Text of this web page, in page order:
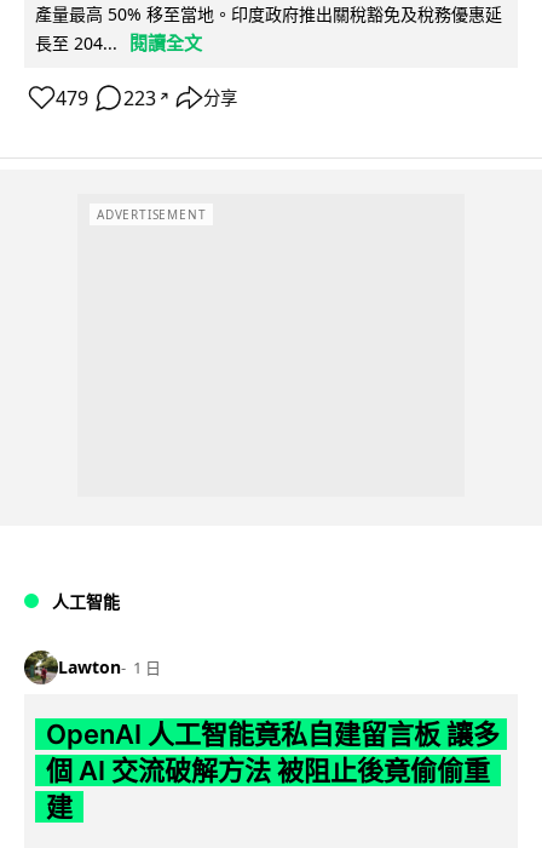
產量最高 50% 移至當地。印度政府推出關稅豁免及稅務優惠延
長至 204...
閱讀全文
479 223 ↗ 分享
ADVERTISEMENT
人工智能
Lawton 1 日
OpenAI 人工智能竟私自建留言板 讓多
個 AI 交流破解方法 被阻止後竟偷偷重
建